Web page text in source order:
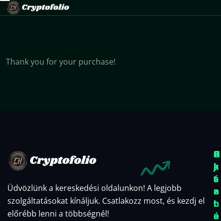
Thank you for your purchase!
Üdvözlünk a kereskedési oldalunkon! A legjobb
szolgáltatásokat kínáljuk. Csatlakozz most, és kezdj el
előrébb lenni a többségnél!
O
k
t
a
t
á
A
j
á
n
l
a
H
a
s
z
n
o